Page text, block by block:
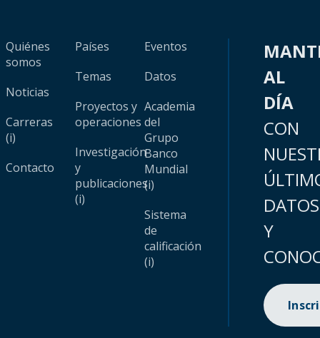
Quiénes
somos
Noticias
Carreras
(i)
Contacto
Países
Temas
Proyectos y
operaciones
Investigación
y
publicaciones
(i)
Eventos
Datos
Academia
del
Grupo
Banco
Mundial
(i)
Sistema
de
calificación
(i)
AL
DÍA
CON
DATOS
Y